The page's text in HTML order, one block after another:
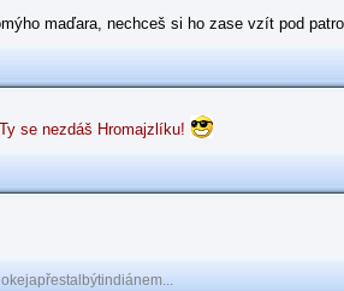
maďara, nechceš si ho zase vzít pod
se nezdáš Hromajzlíku!